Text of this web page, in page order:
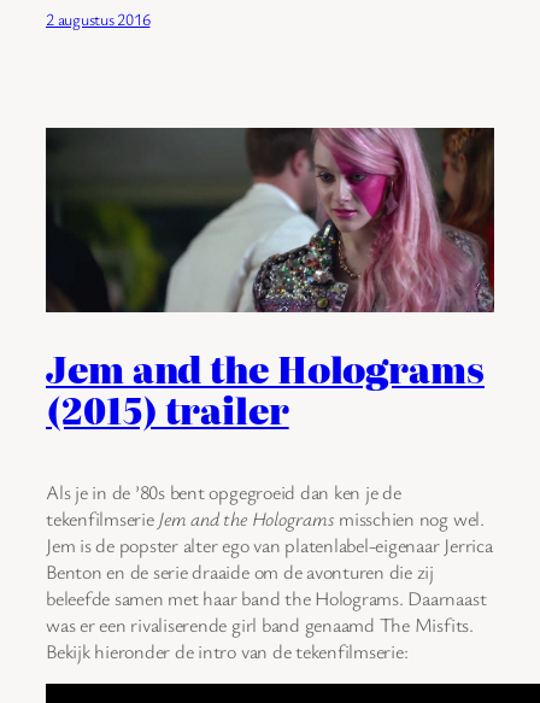
2 augustus 2016
Jem and the Holograms
(2015) trailer
Als je in de ’80s bent opgegroeid dan ken je de
tekenfilmserieJem and the Holograms misschien nog wel.
Jem is de popster alter ego van platenlabel-eigenaar Jerrica
Benton en de serie draaide om de avonturen die zij
beleefde samen met haar band the Holograms. Daarnaast
was er een rivaliserende girl band genaamd The Misfits.
Bekijk hieronder de intro van de tekenfilmserie: